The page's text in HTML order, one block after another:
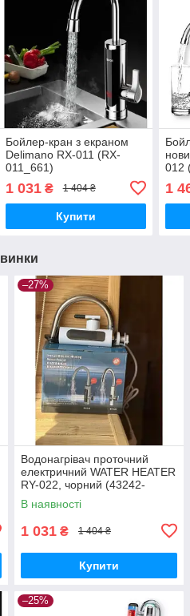
Бойлер-кран з екраном
Delimano RX-011 (RX-
011_661)
1 031₴ 1 404 ₴
Купити
012
1
–27%
Водонагрівач проточний
електричний WATER HEATER
RY-022, чорний (43242-
WATER HEATER_512)
В наявності
1 031 ₴ 1 404 ₴
Купити
–25%